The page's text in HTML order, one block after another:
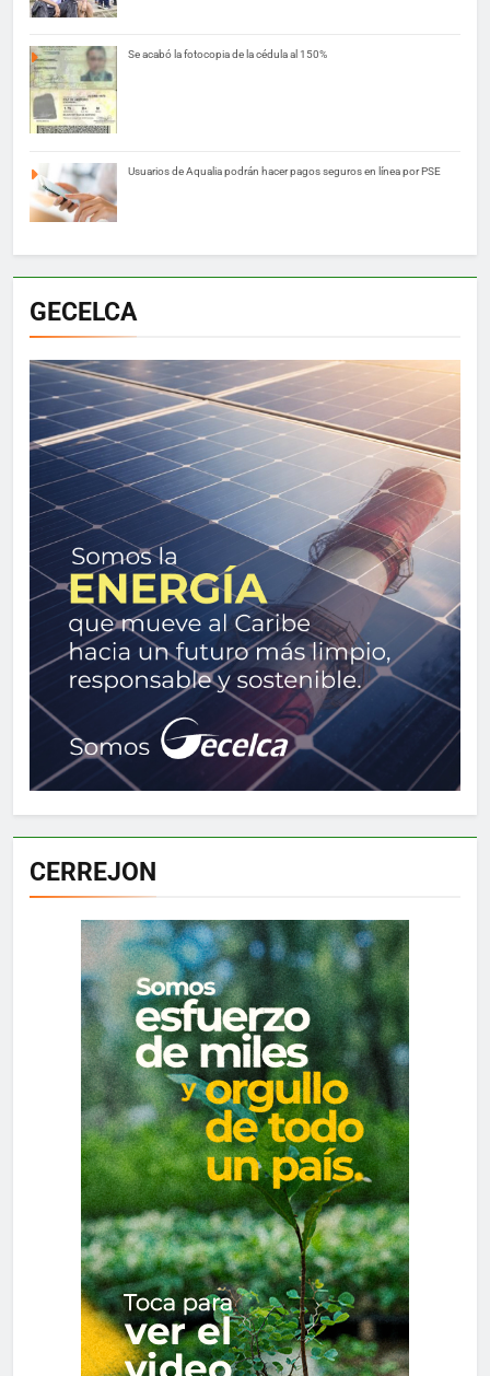
Se acabó la fotocopia de la cédula al 150%
Usuarios de Aqualia podrán hacer pagos seguros en línea por PSE
GECELCA
CERREJON